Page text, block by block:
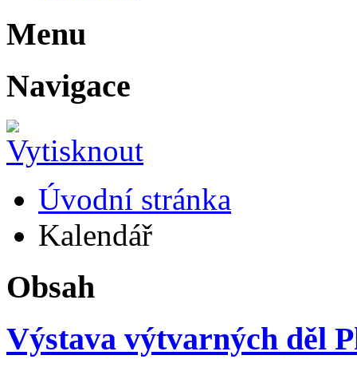
Menu
Navigace
Úvodní stránka
Kalendář
Obsah
Výstava výtvarných děl